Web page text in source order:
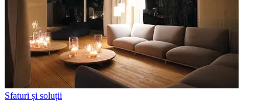
Sfaturi și soluții